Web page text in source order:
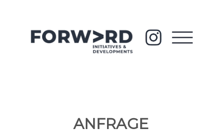
ANFRAGE